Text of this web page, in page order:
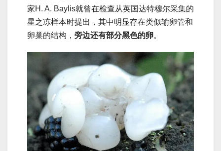
家H. A. Baylis就曾在检查从英国达特穆尔采集的
星之冻样本时提出，其中明显存在类似输卵管和
卵巢的结构， 旁边还有部分黑色的卵。